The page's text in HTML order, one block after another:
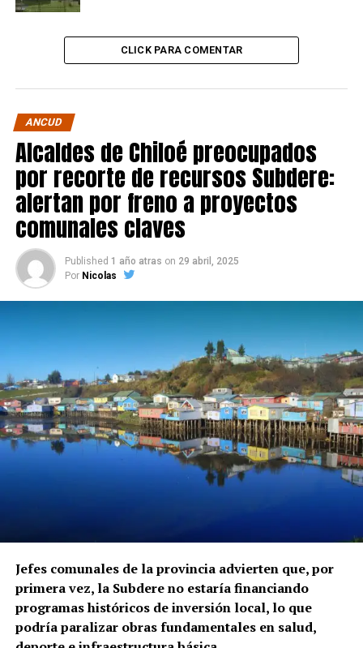
CLICK PARA COMENTAR
ANCUD
Alcaldes de Chiloé preocupados
por recorte de recursos Subdere:
alertan por freno a proyectos
comunales claves
Published 1 año atras on 29 abril, 2025
Por Nicolas
Jefes comunales de la provincia advierten que, por
primera vez, la Subdere no estaría financiando
programas históricos de inversión local, lo que
podría paralizar obras fundamentales en salud,